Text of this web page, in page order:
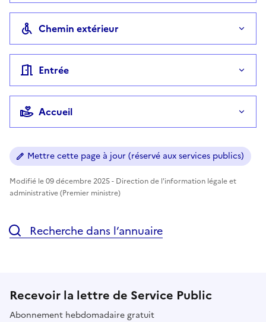
Chemin extérieur
Entrée
Accueil
Mettre cette page à jour (réservé aux services publics)
Modifié le 09 décembre 2025 - Direction de l'information légale et
administrative (Premier ministre)
Recherche dans l’annuaire
Recevoir la lettre de Service Public
Abonnement hebdomadaire gratuit